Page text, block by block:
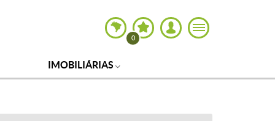
0
IMOBILIÁRIAS